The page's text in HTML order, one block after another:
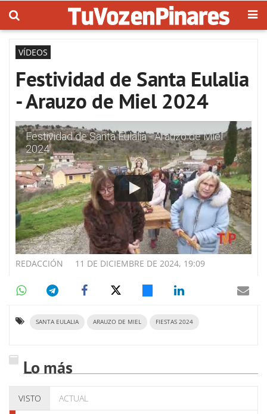
VÍDEOS
Festividad de Santa Eulalia
- Arauzo de Miel 2024
Festividad de Santa Eulalia - Arauzo de Miel
2024
11 DE DICIEMBRE DE 2024, 19:09
REDACCIÓN
SANTA EULALIA ARAUZO DE MIEL FIESTAS 2024
Lo más
VISTO ACTUAL